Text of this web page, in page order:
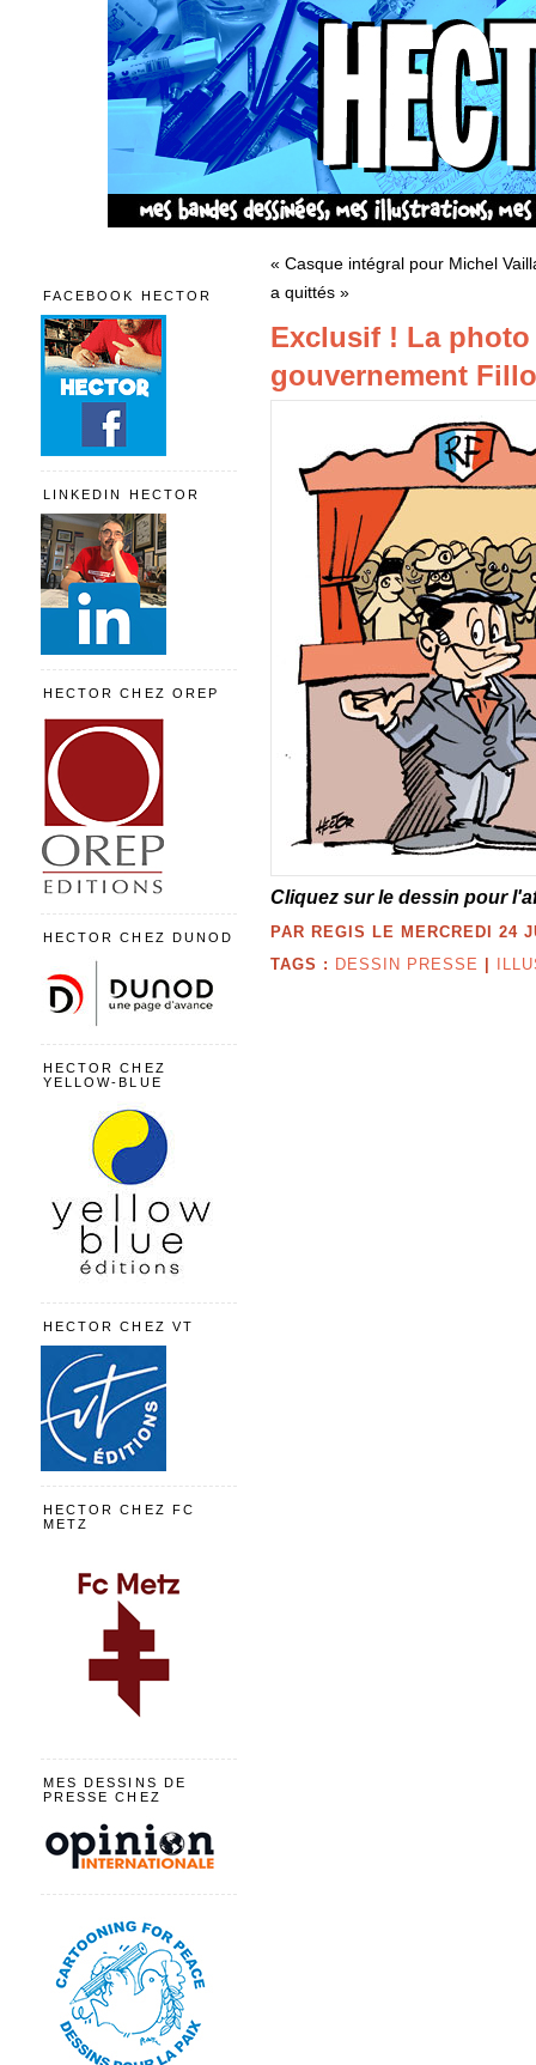
« Casque intégral pour Michel
a quittés »
Exclusif ! La
gouvernement
Cliquez sur le dessin pour
PAR REGIS LE MERCREDI 24
TAGS : DESSIN PRESSE
FACEBOOK HECTOR
LINKEDIN HECTOR
HECTOR CHEZ OREP
HECTOR CHEZ DUNOD
HECTOR CHEZ
YELLOW-BLUE
HECTOR CHEZ VT
HECTOR CHEZ FC
METZ
MES DESSINS DE
PRESSE CHEZ